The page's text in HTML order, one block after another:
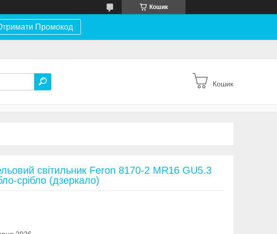
Кошик
Промокод
Кошик
світильник Feron 8170-2 MR16 GU5.3
срібло (дзеркало)